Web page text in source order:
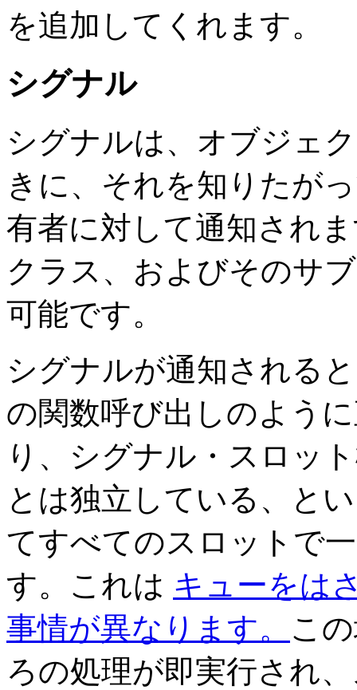
を追加してくれます。
シグナル
シグナルは、オブジェ
きに、それを知りたが
有者に対して通知され
クラス、およびそのサ
可能です。
シグナルが通知される
の関数呼び出しのよう
り、シグナル・スロッ
とは独立している、と
てすべてのスロットで
す。これは キューをは
事情が異なります。 こ
ろの処理が即実行され